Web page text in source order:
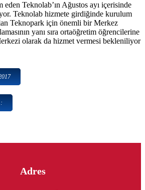
eden Teknolab’ın Ağustos ayı içerisinde
Teknolab hizmete girdiğinde kurulum
Teknopark için önemli bir Merkez
yanı sıra ortaöğretim öğrencilerine
olarak da hizmet vermesi bekleniliyor
Adres